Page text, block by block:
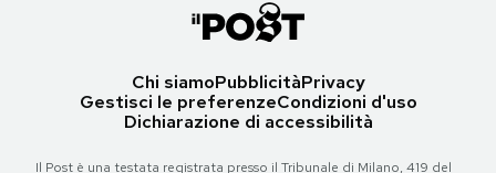
AREA PERSONALE
Area Personale
Newsletter
Chi siamoPubblicitàPrivacy
Gestisci le preferenzeCondizioni d'uso
Dichiarazione di accessibilità
Il Post è una testata registrata presso il Tribunale di Milano, 419 del